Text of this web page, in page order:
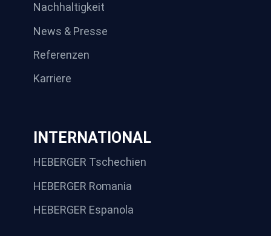
Nachhaltigkeit
News & Presse
Referenzen
Karriere
INTERNATIONAL
HEBERGER Tschechien
HEBERGER Romania
HEBERGER Espanola